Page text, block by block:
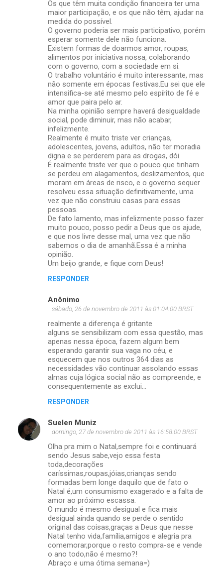
Os que têm muita condição financeira ter uma
maior participação, e os que não têm, ajudar na
medida do possível.
O governo poderia ser mais participativo, porém
esperar somente dele não funciona.
Existem formas de doarmos amor, roupas,
alimentos por iniciativa nossa, colaborando
com o governo, com a sociedade em si.
O trabalho voluntário é muito interessante, mas
não somente em épocas festivas.Eu sei que ele
intensifica-se até mesmo pelo espírito de fé e
amor que paira pelo ar.
Na minha opinião sempre haverá desigualdade
social, pode diminuir, mas não acabar,
infelizmente.
Realmente é muito triste ver crianças,
adolescentes, jovens, adultos, não ter moradia
digna e se perderem para as drogas, dói.
É realmente triste ver que o pouco que tinham
se perdeu em alagamentos, deslizamentos, que
moram em áreas de risco, e o governo sequer
resolveu essa situação definitivamente, uma
vez que não construiu casas para essas
pessoas.
De fato lamento, mas infelizmente posso fazer
muito pouco, posso pedir a Deus que os ajude,
e que nos livre desse mal, uma vez que não
sabemos o dia de amanhã.Essa é a minha
opinião.
Um beijo grande, e fique com Deus!
RESPONDER
Anônimo
sábado, 26 de novembro de 2011 às 01:04:00 BRST
realmente a diferença é gritante
alguns se sensibilizam com essa questão, mas
apenas nessa época, fazem algum bem
esperando garantir sua vaga no céu, e
esquecem que nos outros 364 dias as
necessidades vão continuar assolando essas
almas cuja lógica social não as compreende, e
consequentemente as exclui...
RESPONDER
Suelen Muniz
domingo, 27 de novembro de 2011 às 16:58:00 BRST
Olha pra mim o Natal,sempre foi e continuará
sendo Jesus sabe,vejo essa festa
toda,decorações
caríssimas,roupas,jóias,crianças sendo
formadas bem longe daquilo que de fato o
Natal é,um consumismo exagerado e a falta de
amor ao próximo escassa.
O mundo é mesmo desigual e fica mais
desigual ainda quando se perde o sentido
original das coisas,graças a Deus que nesse
Natal tenho vida,família,amigos e alegria pra
comemorar,porque o resto compra-se e vende
o ano todo,não é mesmo?!
Abraço e uma ótima semana=)